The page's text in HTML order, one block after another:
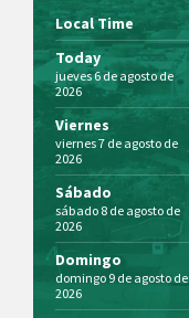
Local Time
Today
jueves 6 de agosto de
2026
Viernes
viernes 7 de agosto de
2026
Sábado
sábado 8 de agosto de
2026
Domingo
domingo 9 de agosto de
2026